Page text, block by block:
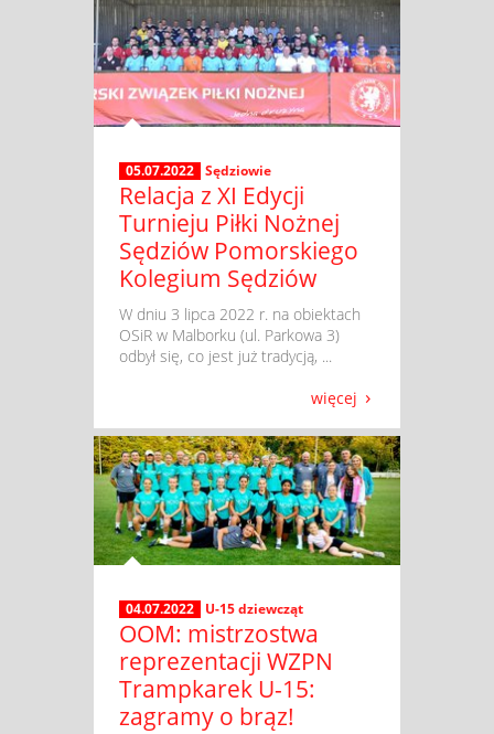
05.07.2022 Sędziowie
Relacja z XI Edycji
Turnieju Piłki Nożnej
Sędziów Pomorskiego
Kolegium Sędziów
​ W dniu 3 lipca 2022 r. na obiektach
OSiR w Malborku (ul. Parkowa 3)
odbył się, co jest już tradycją, ...
więcej
04.07.2022 U-15 dziewcząt
OOM: mistrzostwa
reprezentacji WZPN
Trampkarek U-15:
zagramy o brąz!